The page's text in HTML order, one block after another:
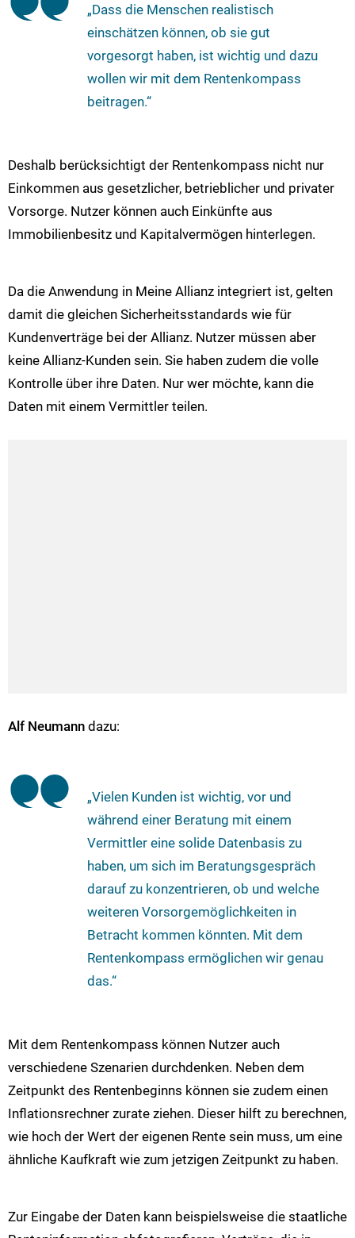
„Dass die Menschen realistisch
einschätzen können, ob sie gut
vorgesorgt haben, ist wichtig und dazu
wollen wir mit dem Rentenkompass
beitragen.“
Deshalb berücksichtigt der Rentenkompass nicht nur
Einkommen aus gesetzlicher, betrieblicher und privater
Vorsorge. Nutzer können auch Einkünfte aus
Immobilienbesitz und Kapitalvermögen hinterlegen.
Da die Anwendung in Meine Allianz integriert ist, gelten
damit die gleichen Sicherheitsstandards wie für
Kundenverträge bei der Allianz. Nutzer müssen aber
keine Allianz-Kunden sein. Sie haben zudem die volle
Kontrolle über ihre Daten. Nur wer möchte, kann die
Daten mit einem Vermittler teilen.
Alf Neumann dazu:
„Vielen Kunden ist wichtig, vor und
während einer Beratung mit einem
Vermittler eine solide Datenbasis zu
haben, um sich im Beratungsgespräch
darauf zu konzentrieren, ob und welche
weiteren Vorsorgemöglichkeiten in
Betracht kommen könnten. Mit dem
Rentenkompass ermöglichen wir genau
das.“
Mit dem Rentenkompass können Nutzer auch
verschiedene Szenarien durchdenken. Neben dem
Zeitpunkt des Rentenbeginns können sie zudem einen
Inflationsrechner zurate ziehen. Dieser hilft zu berechnen,
wie hoch der Wert der eigenen Rente sein muss, um eine
ähnliche Kaufkraft wie zum jetzigen Zeitpunkt zu haben.
Zur Eingabe der Daten kann beispielsweise die staatliche